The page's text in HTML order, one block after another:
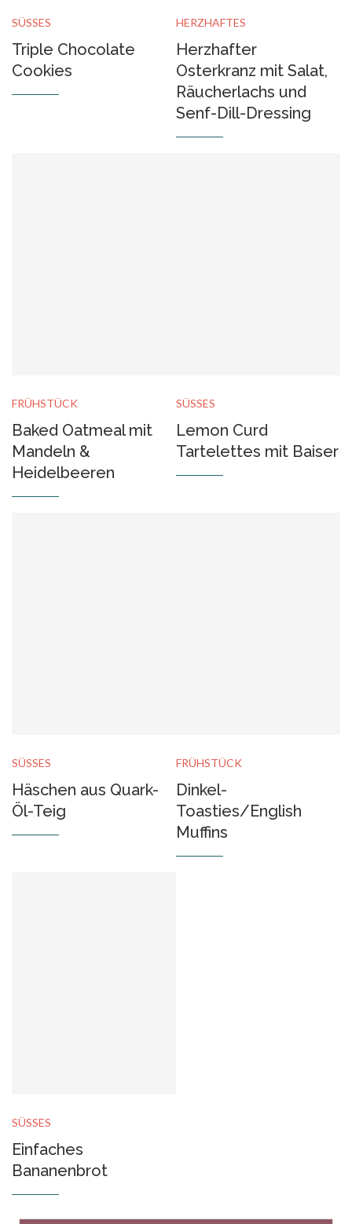
SÜSSES
Triple Chocolate
Cookies
HERZHAFTES
Herzhafter
Osterkranz mit Salat,
Räucherlachs und
Senf-Dill-Dressing
FRÜHSTÜCK
Baked Oatmeal mit
Mandeln &
Heidelbeeren
SÜSSES
Lemon Curd
Tartelettes mit Baiser
SÜSSES
Häschen aus Quark-
Öl-Teig
FRÜHSTÜCK
Dinkel-
Toasties/English
Muffins
SÜSSES
Einfaches
Bananenbrot